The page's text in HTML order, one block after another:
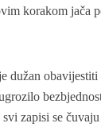
korakom jača
dužan
zapisi se